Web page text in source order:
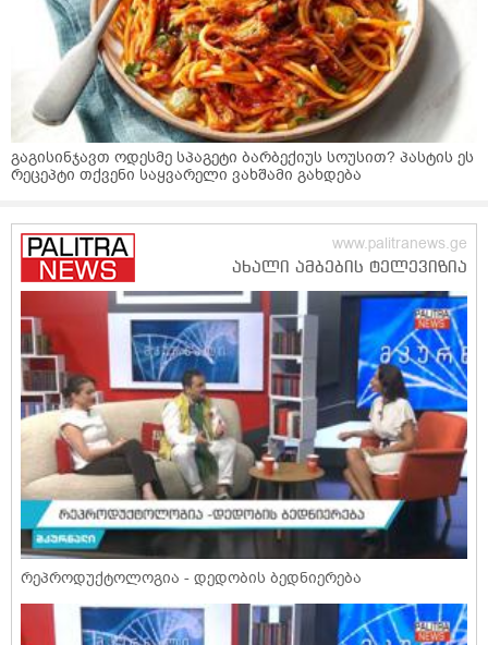
გაგისინჯავთ ოდესმე სპაგეტი ბარბექიუს სოუსით? პასტის ეს
რეცეპტი თქვენი საყვარელი ვახშამი გახდება
რეპროდუქტოლოგია - დედობის ბედნიერება